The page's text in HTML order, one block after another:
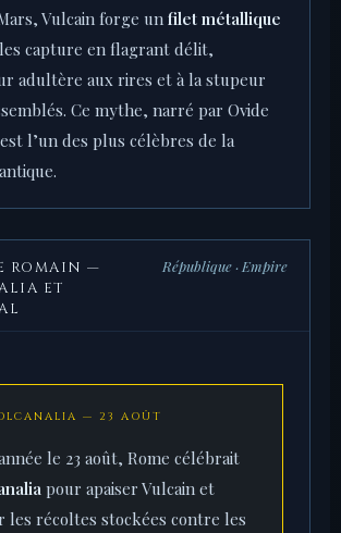
Vulcain forge unfilet métallique
capture en flagrant délit,
adultère aux rires et à la stupeur
Ce mythe, narré par Ovide
l’un des plus célèbres de la
ROMAIN —
ET
République · Empire
— 23 AOÛT
le 23 août, Rome célébrait
pour apaiser Vulcain et
les récoltes stockées contre les